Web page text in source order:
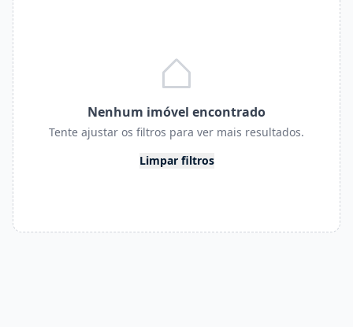
Nenhum imóvel encontrado
Tente ajustar os filtros para ver mais resultados.
Limpar filtros